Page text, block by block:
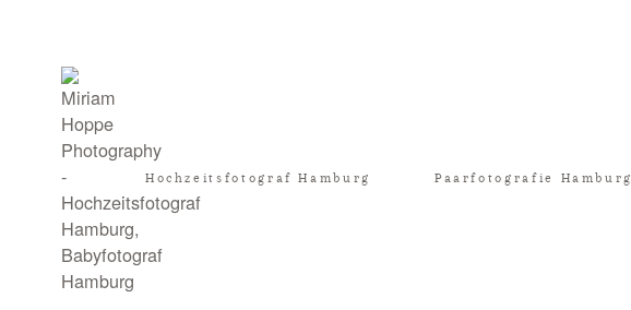
Hochzeitsfotograf Hamburg Paarfotografie Hamburg